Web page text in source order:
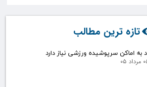
تازه ترین مطالب
به اماکن سرپوشیده ورزشی نیاز دارد
۰۵